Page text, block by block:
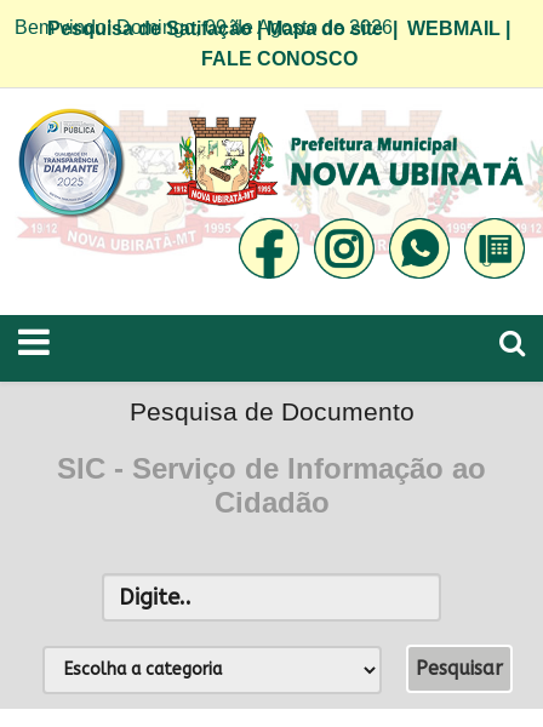
Bem vindo! Domingo, 09 de Agosto de 2026
Pesquisa de Satifação|Mapa do site| WEBMAIL
FALE CONOSCO
Pesquisa de Documento
SIC - Serviço de Informação ao
Cidadão